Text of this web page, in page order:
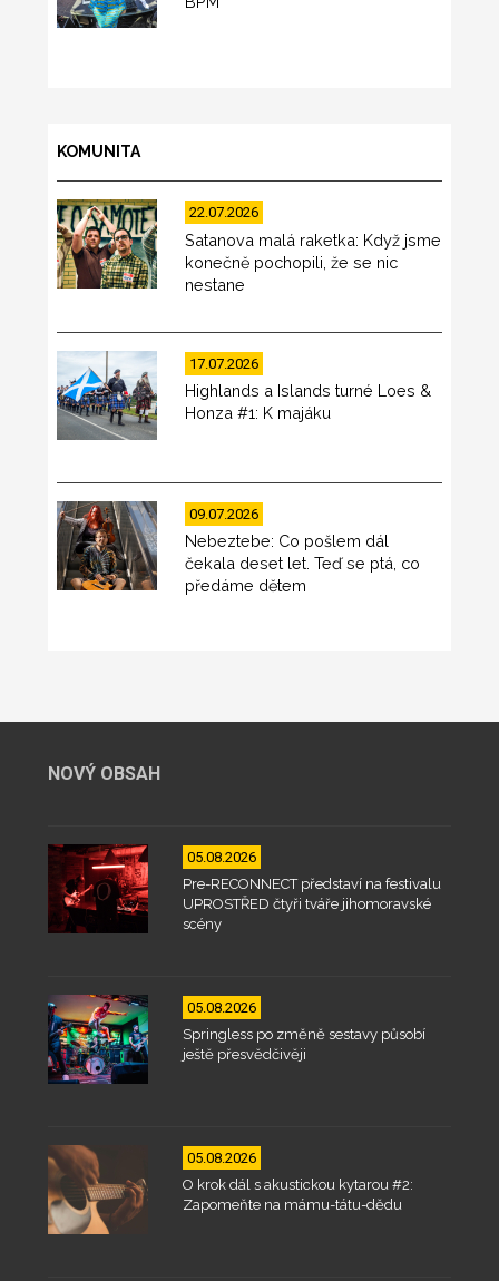
KOMUNITA
22.07.2026
Satanova malá raketka: Když jsme
konečně pochopili, že se nic
nestane
17.07.2026
Highlands a Islands turné Loes &
Honza #1: K majáku
09.07.2026
Nebeztebe: Co pošlem dál
čekala deset let. Teď se ptá, co
předáme dětem
NOVÝ OBSAH
05.08.2026
Pre-RECONNECT představí na festivalu
UPROSTŘED čtyři tváře jihomoravské
scény
05.08.2026
Springless po změně sestavy působí
ještě přesvědčivěji
05.08.2026
O krok dál s akustickou kytarou #2:
Zapomeňte na mámu-tátu-dědu